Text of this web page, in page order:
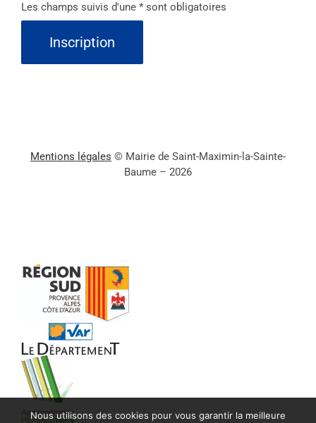
Les champs suivis d'une * sont obligatoires
Mentions légales © Mairie de Saint-Maximin-la-Sainte-
Baume – 2026
Nous utilisons des cookies pour vous garantir la meilleure